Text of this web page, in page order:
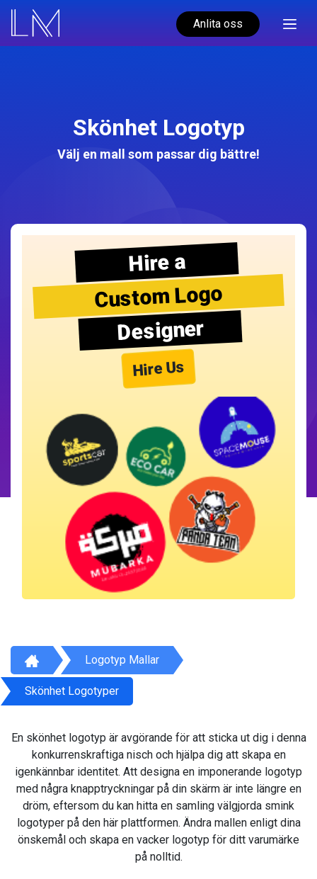
Anlita oss
Skönhet Logotyp
Välj en mall som passar dig bättre!
Hire a
Custom Logo
Designer
Hire Us
Logotyp Mallar
Skönhet Logotyper
En skönhet logotyp är avgörande för att sticka ut dig i denna
konkurrenskraftiga nisch och hjälpa dig att skapa en
igenkännbar identitet. Att designa en imponerande logotyp
med några knapptryckningar på din skärm är inte längre en
dröm, eftersom du kan hitta en samling välgjorda smink
logotyper på den här plattformen. Ändra mallen enligt dina
önskemål och skapa en vacker logotyp för ditt varumärke
på nolltid.